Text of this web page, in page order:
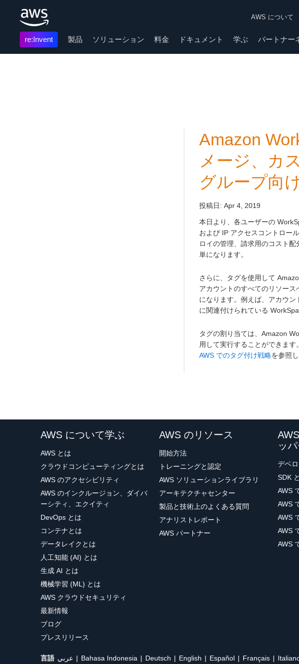
AWS について
re:Invent 製品 ソリューション 料金 ドキュメント 学ぶ パートナー
Amazon
メージ、カ
グループ向
投稿日: Apr 4, 2019
本日より、各ユーザーの
および IP アクセスコントロー
ロイの管理、請求用のコスト
単になります。
さらに、タグを使用して
アカウントのすべてのリソー
になります。例えば、アカウ
に関連付けられている
タグの割り当ては、Amazon
用して実行することができま
AWS でのタグ付け戦略を参照
AWS について学ぶ
AWS とは
クラウドコンピューティングとは
AWS のアクセシビリティ
AWS のインクルージョン、ダイバ
ーシティ、エクイティ
DevOps とは
コンテナとは
データレイクとは
人工知能 (AI) とは
生成 AI とは
機械学習 (ML) とは
AWS クラウドセキュリティ
最新情報
ブログ
プレスリリース
AWS のリソース
開始方法
トレーニングと認定
AWS ソリューションライブラリ
アーキテクチャセンター
製品と技術上のよくある質問
アナリストレポート
AWS パートナー
ッ
デベ
SDK
AWS
AWS
AWS
AWS
AWS
言語 عربي Bahasa Indonesia Deutsch English Español Français